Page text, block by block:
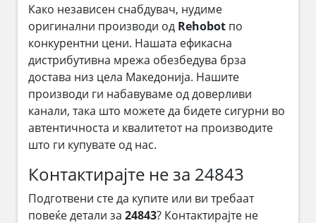
Како независен снабдувач, нудиме
оригинални производи од Rehobot по
конкурентни цени. Нашата ефикасна
дистрибутивна мрежа обезбедува брза
достава низ цела Македонија. Нашите
производи ги набавуваме од доверливи
канали, така што можете да бидете сигурни во
автентичноста и квалитетот на производите
што ги купувате од нас.
Контактирајте не за 24843
Подготвени сте да купите или ви требаат
повеќе детали за 24843? Контактирајте не